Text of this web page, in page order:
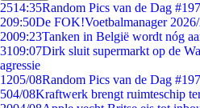
2514:35Random Pics van de Dag
209:50De FOK!Voetbalmanager
2009:23Tanken in België wordt nóg
3109:07Dirk sluit supermarkt op de
agressie
1205/08Random Pics van de Dag
504/08Kraftwerk brengt ruimteschip